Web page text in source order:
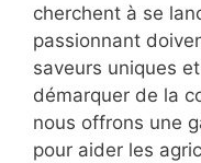
cherchent à se
passionnant
saveurs uniques
démarquer de la
nous offrons une
pour aider les